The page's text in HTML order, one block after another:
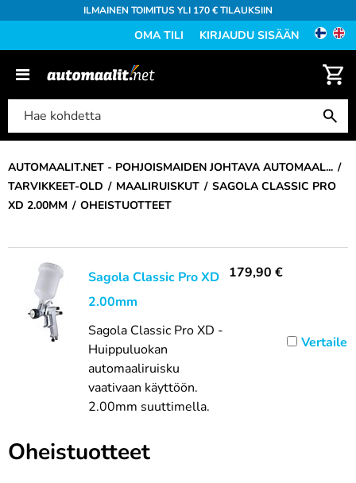
ILMAINEN TOIMITUS YLI 170 € TILAUKSIIN
OMA TILI KIRJAUDU SISÄÄN
AUTOMAALIT.NET - POHJOISMAIDEN JOHTAVA AUTOMAAL...
TARVIKKEET-OLD
MAALIRUISKUT
SAGOLA CLASSIC PRO
XD 2.00MM
OHEISTUOTTEET
Sagola Classic Pro XD
2.00mm
Sagola Classic Pro XD -
Huippuluokan
automaaliruisku
vaativaan käyttöön.
2.00mm suuttimella.
179,90 €
Vertaile
Oheistuotteet